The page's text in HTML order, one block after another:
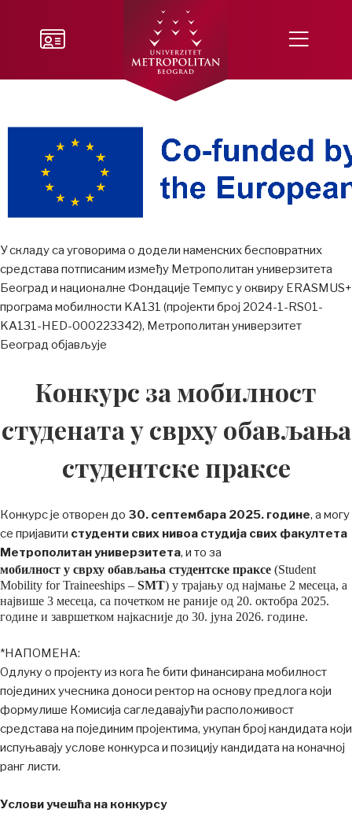
У складу са уговорима о додели наменских бесповратних
средстава потписаним између Метрополитан универзитета
Београд и националне Фондације Темпус у оквиру ERASMUS+
програма мобилности KA131 (пројекти број 2024-1-RS01-
KA131-HED-000223342), Метрополитан универзитет
Београд објављује
Конкурс за мобилност
студената у сврху обављања
студентске праксе
Конкурс је отворен до 30. септембарa 2025. године, а могу
се пријавити студенти свих нивоа студија свих факултета
Метрополитан универзитета, и то за
мобилност у сврху обављања студентске праксе (Student
Mobility for Traineeships – SMT) у трајању од најмање 2 месеца, а
највише 3 месеца, са почетком не раније од 20. октобра 2025.
године и завршетком најкасније до 30. јуна 2026. године.
*НАПОМЕНА:
Одлуку о пројекту из кога ће бити финансирана мобилност
појединих учесника доноси ректор на основу предлога који
формулише Комисија сагледавајући расположивост
средстава на појединим пројектима, укупан број кандидата који
испуњавају услове конкурса и позицију кандидата на коначној
ранг листи.
Услови учешћа на конкурсу